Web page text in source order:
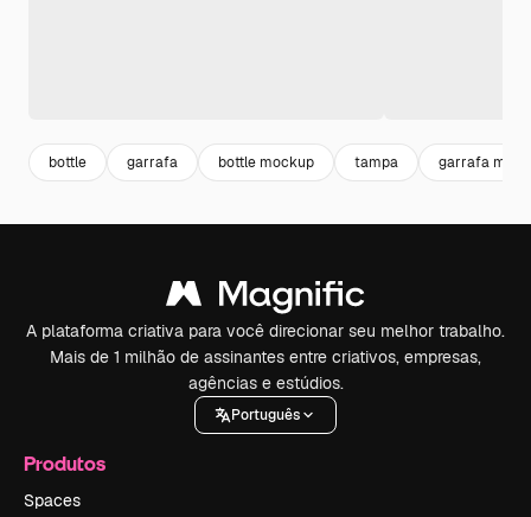
bottle garrafa bottle mockup tampa garrafa
A plataforma criativa para você direcionar seu melhor trabalho.
Mais de 1 milhão de assinantes entre criativos, empresas,
agências e estúdios.
Português
Produtos
Spaces